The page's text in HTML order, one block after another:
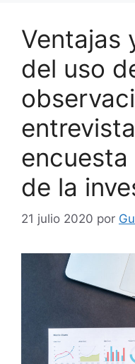
Ventajas
del uso
encuesta
de la
21 julio 2020 por